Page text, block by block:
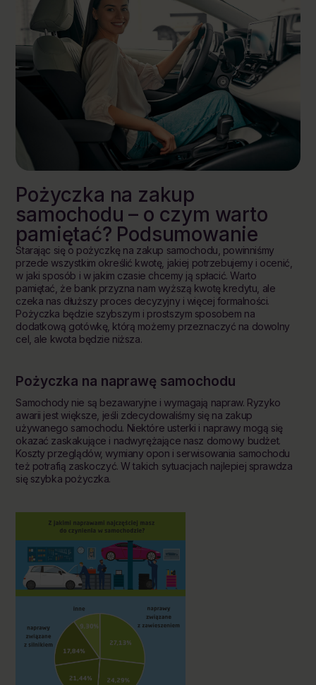
Pożyczka na zakup
samochodu – o czym warto
pamiętać? Podsumowanie
Starając się o pożyczkę na zakup samochodu, powinniśmy
przede wszystkim określić kwotę, jakiej potrzebujemy i ocenić,
w jaki sposób i w jakim czasie chcemy ją spłacić. Warto
pamiętać, że bank przyzna nam wyższą kwotę kredytu, ale
czeka nas dłuższy proces decyzyjny i więcej formalności.
Pożyczka będzie szybszym i prostszym sposobem na
dodatkową gotówkę, którą możemy przeznaczyć na dowolny
cel, ale kwota będzie niższa.
Pożyczka na naprawę samochodu
Samochody nie są bezawaryjne i wymagają napraw. Ryzyko
awarii jest większe, jeśli zdecydowaliśmy się na zakup
używanego samochodu. Niektóre usterki i naprawy mogą się
okazać zaskakujące i nadwyrężające nasz domowy budżet.
Koszty przeglądów, wymiany opon i serwisowania samochodu
też potrafią zaskoczyć. W takich sytuacjach najlepiej sprawdza
się szybka pożyczka.